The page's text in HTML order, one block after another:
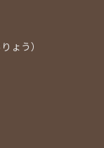
ょう）